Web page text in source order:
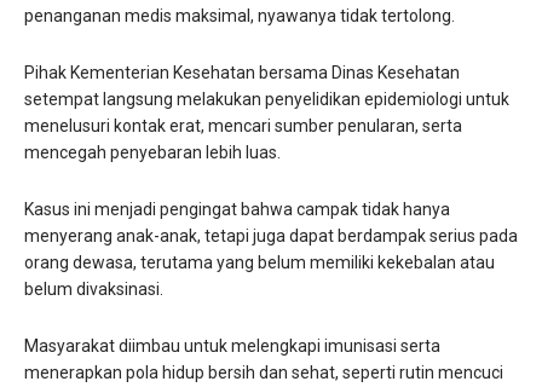
penanganan medis maksimal, nyawanya tidak tertolong.
Pihak Kementerian Kesehatan bersama Dinas Kesehatan
setempat langsung melakukan penyelidikan epidemiologi untuk
menelusuri kontak erat, mencari sumber penularan, serta
mencegah penyebaran lebih luas.
Kasus ini menjadi pengingat bahwa campak tidak hanya
menyerang anak-anak, tetapi juga dapat berdampak serius pada
orang dewasa, terutama yang belum memiliki kekebalan atau
belum divaksinasi.
Masyarakat diimbau untuk melengkapi imunisasi serta
menerapkan pola hidup bersih dan sehat, seperti rutin mencuci